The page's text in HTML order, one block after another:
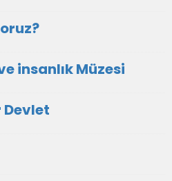
insanlık Müzesi
Devlet